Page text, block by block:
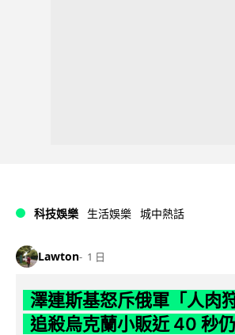
科技娛樂 生活娛樂 城中熱話
Lawton 1 日
澤連斯基怒斥俄軍「人肉
追殺烏克蘭小販近 40 秒